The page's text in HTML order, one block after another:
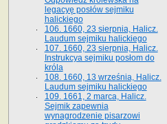
legacyę posłów sejmiku
halickiego
106. 1660, 23 sierpnia, Halicz.
Laudum sejmiku halickiego
107. 1660, 23 sierpnia, Halicz.
Instrukcya sejmiku posłom do
króla
108. 1660, 13 września, Halicz.
Laudum sejmiku halickiego
109. 1661, 2 marca, Halicz.
Sejmik zapewnia
wynagrodzenie pisarzowi